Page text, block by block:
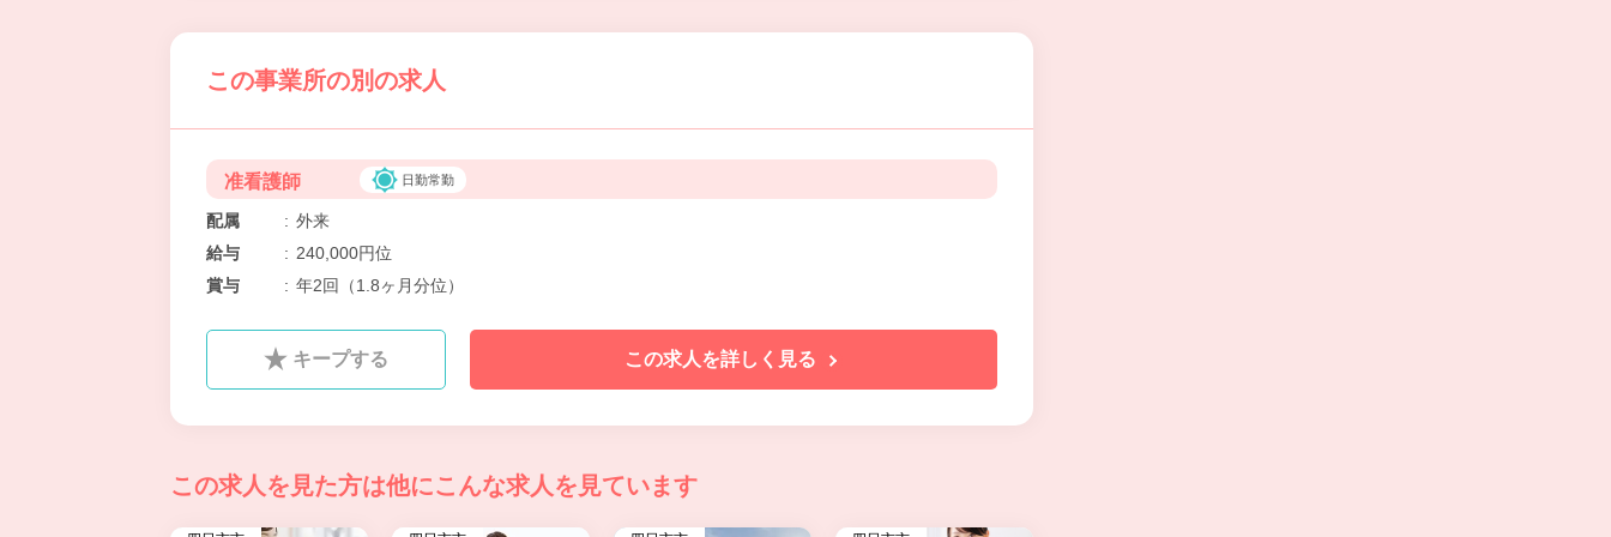
この事業所の別の求人
准看護師 日勤常勤
配属 : 外来
給与
: 240,000円位
賞与
: 年2回（1.8ヶ月分位）
キープする この求人を詳しく見る
この求人を見た方は他にこんな求人を見ています